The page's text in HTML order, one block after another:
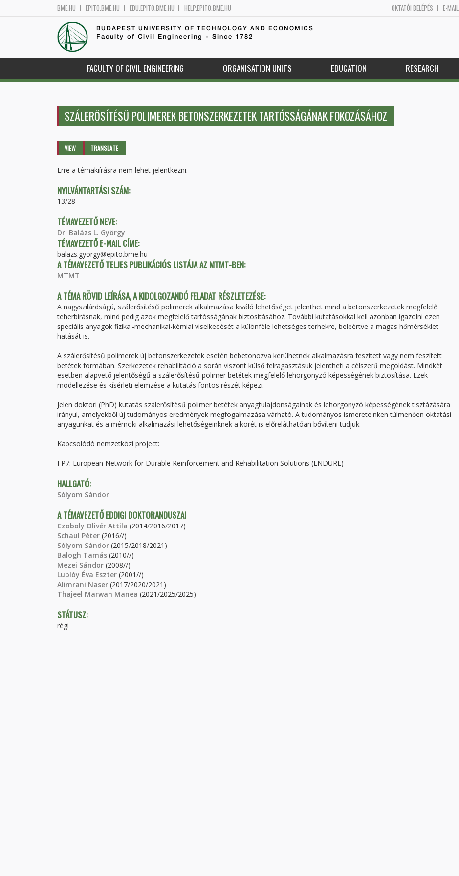
BME.HU EPITO.BME.HU EDU.EPITO.BME.HU HELP.EPITO.BME.HU OKTATÓI BELÉPÉS E-MAIL
BUDAPEST UNIVERSITY OF TECHNOLOGY AND ECONOMICS
Faculty of Civil Engineering - Since 1782
FACULTY OF CIVIL ENGINEERING ORGANISATION UNITS EDUCATION RESEARCH
SZÁLERŐSÍTÉSŰ POLIMEREK BETONSZERKEZETEK TARTÓSSÁGÁNAK FOKOZÁSÁHOZ
Primary tabs
VIEW (ACTIVETRANSLATE
Erre a témakiírásra nem lehet jelentkezni.
NYILVÁNTARTÁSI SZÁM:
13/28
TÉMAVEZETŐ NEVE:
Dr. Balázs L. György
TÉMAVEZETŐ E-MAIL CÍME:
balazs.gyorgy@epito.bme.hu
A TÉMAVEZETŐ TELJES PUBLIKÁCIÓS LISTÁJA AZ MTMT-BEN:
MTMT
A TÉMA RÖVID LEÍRÁSA, A KIDOLGOZANDÓ FELADAT RÉSZLETEZÉSE:
A nagyszilárdságú, szálerősítésű polimerek alkalmazása kiváló lehetőséget jelenthet mind a betonszerkezetek megfelelő
teherbírásnak, mind pedig azok megfelelő tartósságának biztosításához. További kutatásokkal kell azonban igazolni ezen
speciális anyagok fizikai-mechanikai-kémiai viselkedését a különféle lehetséges terhekre, beleértve a magas hőmérséklet
hatását is.
A szálerősítésű polimerek új betonszerkezetek esetén bebetonozva kerülhetnek alkalmazásra feszített vagy nem feszített
betétek formában. Szerkezetek rehabilitációja során viszont külső felragasztásuk jelentheti a célszerű megoldást. Mindkét
esetben alapvető jelentőségű a szálerősítésű polimer betétek megfelelő lehorgonyzó képességének biztosítása. Ezek
modellezése és kísérleti elemzése a kutatás fontos részét képezi.
Jelen doktori (PhD) kutatás szálerősítésű polimer betétek anyagtulajdonságainak és lehorgonyzó képességének tisztázására
irányul, amelyekből új tudományos eredmények megfogalmazása várható. A tudományos ismereteinken túlmenően oktatási
anyagunkat és a mérnöki alkalmazási lehetőségeinknek a körét is előreláthatóan bővíteni tudjuk.
Kapcsolódó nemzetközi project:
FP7: European Network for Durable Reinforcement and Rehabilitation Solutions (ENDURE)
HALLGATÓ:
Sólyom Sándor
A TÉMAVEZETŐ EDDIGI DOKTORANDUSZAI
Czoboly Olivér Attila (2014/2016/2017)
Schaul Péter (2016//)
Sólyom Sándor (2015/2018/2021)
Balogh Tamás (2010//)
Mezei Sándor (2008//)
Lublóy Éva Eszter (2001//)
Alimrani Naser (2017/2020/2021)
Thajeel Marwah Manea (2021/2025/2025)
STÁTUSZ:
régi